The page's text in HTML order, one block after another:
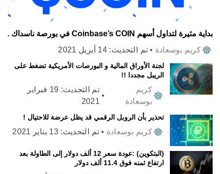
بداية مثيرة لتداول أسهم Coinbase’s COIN في بورصة ناسداك .
كريم بوسعادة • تم التحديث:14 أبريل 2021
لجنة الأوراق المالية و البورصات الأمريكية تضغط على
الريبل مجددا !!
كريم
بوسعادة
•
تم التحديث:
19 فبراير
2021
تحذير بأن الروبل الرقمي قد يظل عرضة للاحتيال !
كريم بوسعادة • تم التحديث:13 يناير 2021
(البتكوين) :عودة سعر 12 ألف دولار إلى الطاولة بعد
ارتفاع ثمنه فوق 11.4 ألف دولار